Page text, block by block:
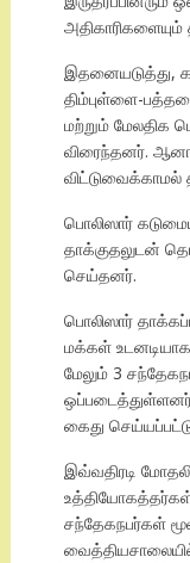
இதனையடுத்து,
திம்புள்ளை-
மற்றும் மேலதிக
விரைந்தனர்.
விட்டுவைக்காமல்
பொலிஸார்
தாக்குதலுடன்
செய்தனர்.
பொலிஸார்
மக்கள்
மேலும் 3
கைது
இவ்வதிரடி
சந்தேகநபர்கள்